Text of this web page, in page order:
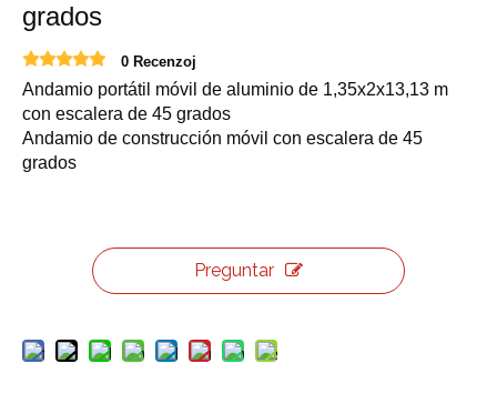
grados
0 Recenzoj
Andamio portátil móvil de aluminio de 1,35x2x13,13 m
con escalera de 45 grados
Andamio de construcción móvil con escalera de 45
grados
Preguntar